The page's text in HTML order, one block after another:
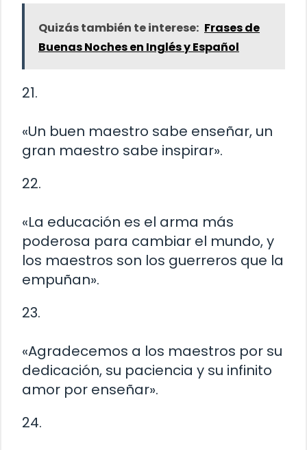
Quizás también te interese: Frases de
Buenas Noches en Inglés y Español
21.
«Un buen maestro sabe enseñar, un
gran maestro sabe inspirar».
22.
«La educación es el arma más
poderosa para cambiar el mundo, y
los maestros son los guerreros que la
empuñan».
23.
«Agradecemos a los maestros por su
dedicación, su paciencia y su infinito
amor por enseñar».
24.